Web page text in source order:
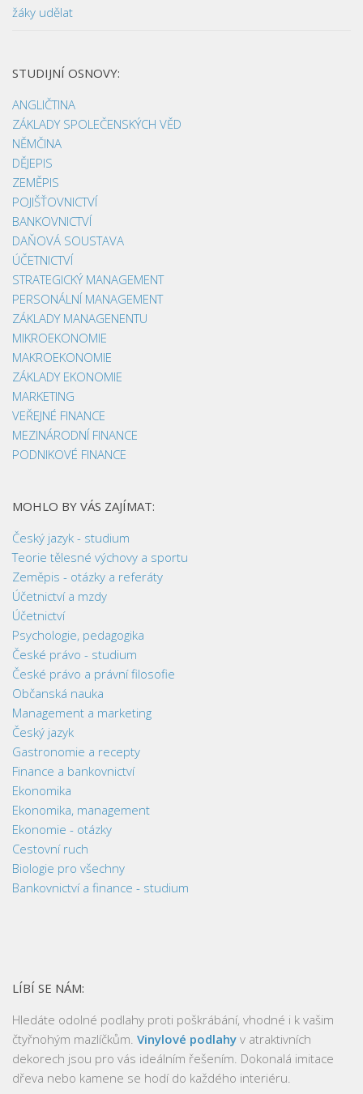
žáky udělat
STUDIJNÍ OSNOVY:
ANGLIČTINA
ZÁKLADY SPOLEČENSKÝCH VĚD
NĚMČINA
DĚJEPIS
ZEMĚPIS
POJIŠŤOVNICTVÍ
BANKOVNICTVÍ
DAŇOVÁ SOUSTAVA
ÚČETNICTVÍ
STRATEGICKÝ MANAGEMENT
PERSONÁLNÍ MANAGEMENT
ZÁKLADY MANAGENENTU
MIKROEKONOMIE
MAKROEKONOMIE
ZÁKLADY EKONOMIE
MARKETING
VEŘEJNÉ FINANCE
MEZINÁRODNÍ FINANCE
PODNIKOVÉ FINANCE
MOHLO BY VÁS ZAJÍMAT:
Český jazyk - studium
Teorie tělesné výchovy a sportu
Zeměpis - otázky a referáty
Účetnictví a mzdy
Účetnictví
Psychologie, pedagogika
České právo - studium
České právo a právní filosofie
Občanská nauka
Management a marketing
Český jazyk
Gastronomie a recepty
Finance a bankovnictví
Ekonomika
Ekonomika, management
Ekonomie - otázky
Cestovní ruch
Biologie pro všechny
Bankovnictví a finance - studium
LÍBÍ SE NÁM:
Hledáte odolné podlahy proti poškrábání, vhodné i k vašim
čtyřnohým mazlíčkům. Vinylové podlahy v atraktivních
dekorech jsou pro vás ideálním řešením. Dokonalá imitace
dřeva nebo kamene se hodí do každého interiéru.